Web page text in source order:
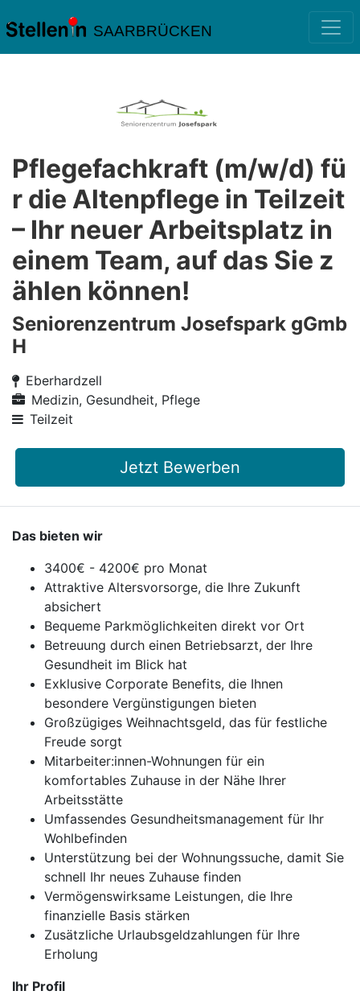
SAARBRÜCKEN
Pflegefachkraft (m/w/d) fü
r die Altenpflege in Teilzeit
– Ihr neuer Arbeitsplatz in
einem Team, auf das Sie z
ählen können!
Seniorenzentrum Josefspark gGmb
H
Eberhardzell
Medizin, Gesundheit, Pflege
Teilzeit
Jetzt Bewerben
Das bieten wir
3400€ - 4200€ pro Monat
Attraktive Altersvorsorge, die Ihre Zukunft
absichert
Bequeme Parkmöglichkeiten direkt vor Ort
Betreuung durch einen Betriebsarzt, der Ihre
Gesundheit im Blick hat
Exklusive Corporate Benefits, die Ihnen
besondere Vergünstigungen bieten
Großzügiges Weihnachtsgeld, das für festliche
Freude sorgt
Mitarbeiter:innen-Wohnungen für ein
komfortables Zuhause in der Nähe Ihrer
Arbeitsstätte
Umfassendes Gesundheitsmanagement für Ihr
Wohlbefinden
Unterstützung bei der Wohnungssuche, damit Sie
schnell Ihr neues Zuhause finden
Vermögenswirksame Leistungen, die Ihre
finanzielle Basis stärken
Zusätzliche Urlaubsgeldzahlungen für Ihre
Erholung
Ihr Profil